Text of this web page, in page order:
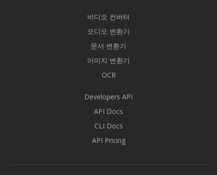
비디오 컨버터
오디오 변환기
문서 변환기
이미지 변환기
OCR
Developers API
API Docs
CLI Docs
API Pricing